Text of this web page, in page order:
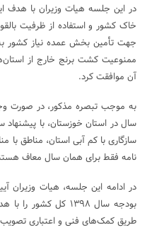
در این جلسه هیات وزیران با هدف
خاک کشور و استفاده از ظرفیت
جهت تأمین بخش عمده نیاز کشور
ممنوعیت کشت برنج خارج از
آن موافقت کرد.
به موجب تبصره مذکور، در صورت
سال در استان خوزستان، با
سازگاری با کم آبی استان، مناطق
نامه فقط برای همان سال معاف
بودجه سال ۱۳۹۸ کل
طریق کمک‌های فنی و اعتباری